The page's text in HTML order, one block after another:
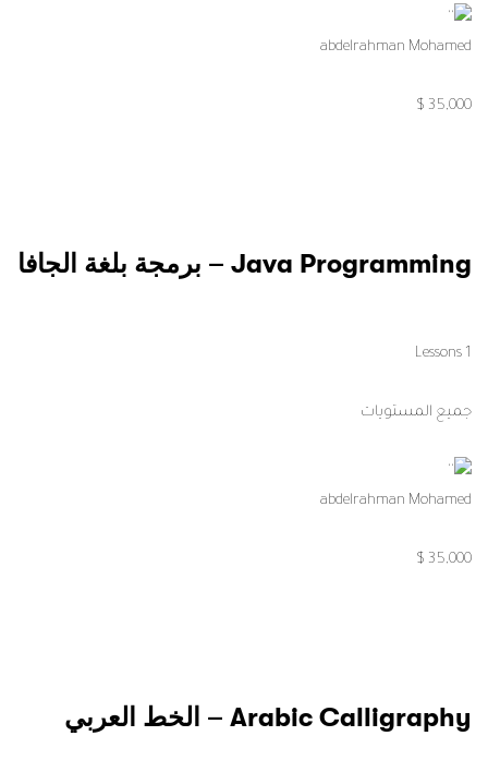
abdelrahman Mohamed
35,000 $
Java Programming – برمجة بلغة الجافا
1 Lessons
جميع المستويات
abdelrahman Mohamed
35,000 $
Arabic Calligraphy – الخط العربي